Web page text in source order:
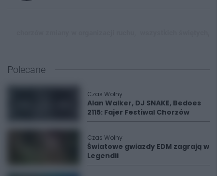
Polecane
Czas Wolny
Alan Walker, DJ SNAKE, Bedoes
2115: Fajer Festiwal Chorzów
Czas Wolny
Światowe gwiazdy EDM zagrają w
Legendii